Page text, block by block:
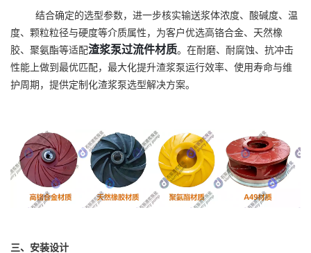
结合确定的选型参数，进一步核实输送浆体浓度、酸碱度、温
度、颗粒粒径与硬度等介质属性，为客户优选高铬合金、天然橡
胶、聚氨酯等适配渣浆泵过流件材质。在耐磨、耐腐蚀、抗冲击
性能上做到最优匹配，最大化提升渣浆泵运行效率、使用寿命与维
护周期，提供定制化渣浆泵选型解决方案。
三、安装设计